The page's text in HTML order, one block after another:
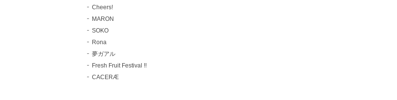
Cheers!
MARON
SOKO
Rona
夢ガアル
Fresh Fruit Festival !!
CACERÆ